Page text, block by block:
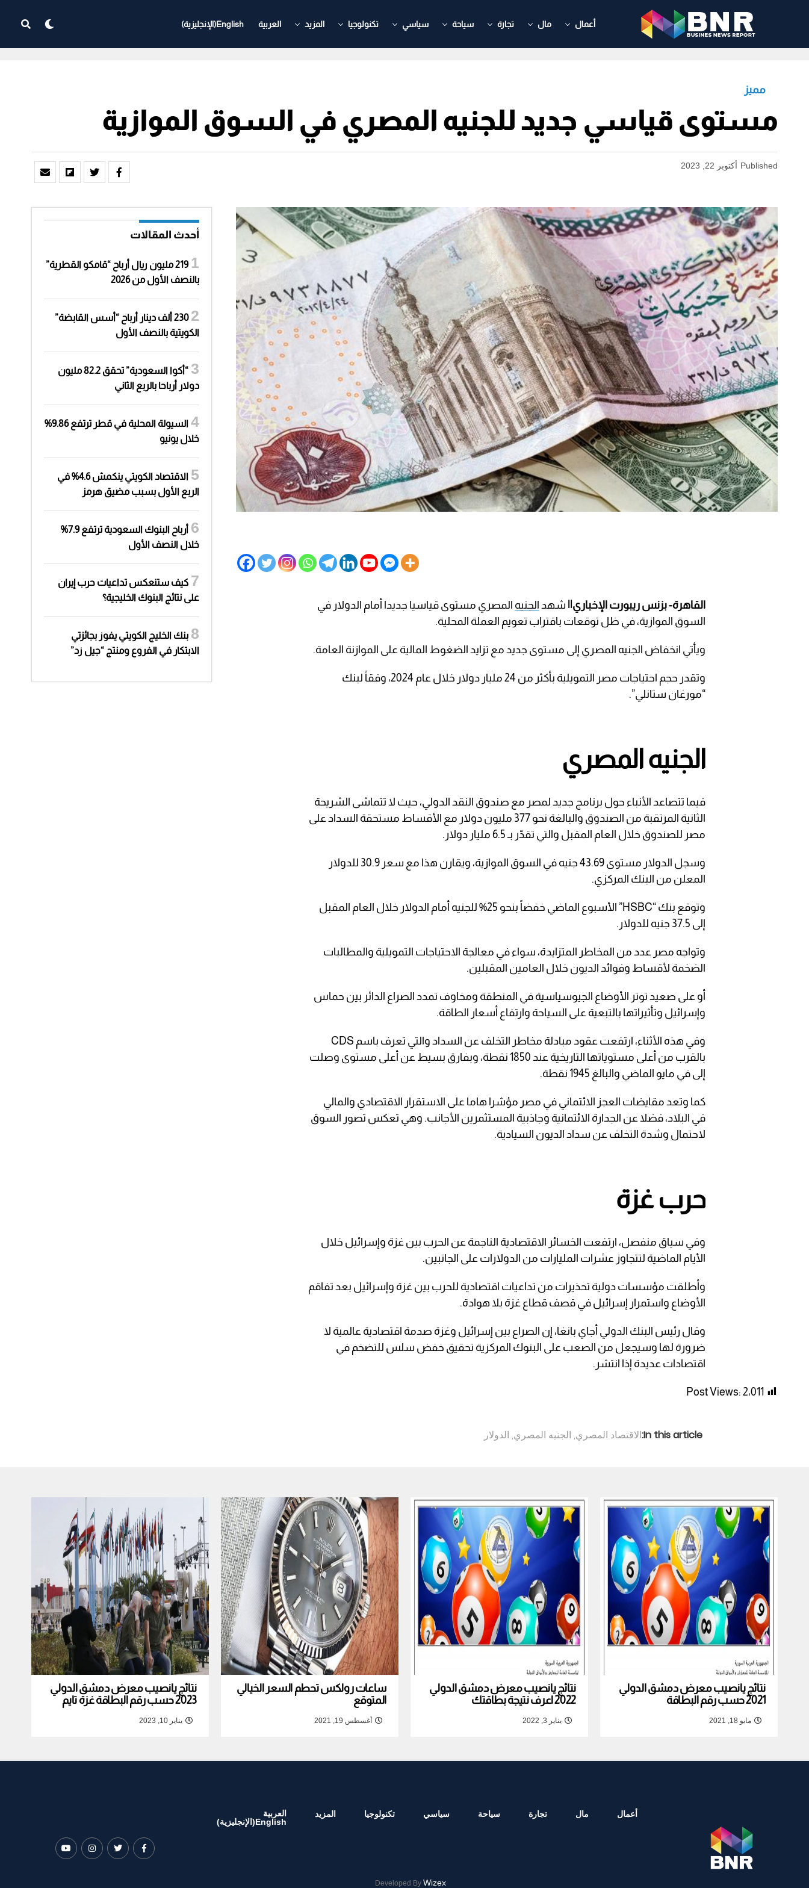
أعمال مال تجارة سياحة سياسي تكنولوجيا المزيد العربية English
(الإنجليزية)
مميز
مستوى قياسي جديد للجنيه المصري في السوق الموازية
Published أكتوبر 22, 2023
القاهرة- بزنس ريبورت الإخباري|| شهد الجنيه المصري مستوى قياسيا جديدا أمام الدولار في
السوق الموازية، في ظل توقعات باقتراب تعويم العملة المحلية.
ويأتي انخفاض الجنيه المصري إلى مستوى جديد مع تزايد الضغوط المالية على الموازنة العامة.
وتقدر حجم احتياجات مصر التمويلية بأكثر من 24 مليار دولار خلال عام 2024، وفقاً لبنك
“مورغان ستانلي”.
الجنيه المصري
فيما تتصاعد الأنباء حول برنامج جديد لمصر مع صندوق النقد الدولي، حيث لا تتماشى الشريحة
الثانية المرتقبة من الصندوق والبالغة نحو 377 مليون دولار مع الأقساط مستحقة السداد على
مصر للصندوق خلال العام المقبل والتي تقدّر بـ 6.5 مليار دولار.
وسجل الدولار مستوى 43.69 جنيه في السوق الموازية، ويقارن هذا مع سعر 30.9 للدولار
المعلن من البنك المركزي.
وتوقع بنك “HSBC” الأسبوع الماضي خفضاً بنحو 25% للجنيه أمام الدولار خلال العام المقبل
إلى 37.5 جنيه للدولار.
وتواجه مصر عدد من المخاطر المتزايدة، سواء في معالجة الاحتياجات التمويلية والمطالبات
الضخمة لأقساط وفوائد الديون خلال العامين المقبلين.
أو على صعيد توتر الأوضاع الجيوسياسية في المنطقة ومخاوف تمدد الصراع الدائر بين حماس
وإسرائيل وتأثيراتها بالتبعية على السياحة وارتفاع أسعار الطاقة.
وفي هذه الأثناء، ارتفعت عقود مبادلة مخاطر التخلف عن السداد والتي تعرف باسم CDS
بالقرب من أعلى مستوياتها التاريخية عند 1850 نقطة، وبفارق بسيط عن أعلى مستوى وصلت
إلى في مايو الماضي والبالغ 1945 نقطة.
كما وتعد مقايضات العجز الائتماني في مصر مؤشرا هاما على الاستقرار الاقتصادي والمالي
في البلاد، فضلا عن الجدارة الائتمانية وجاذبية المستثمرين الأجانب. وهي تعكس تصور السوق
لاحتمال وشدة التخلف عن سداد الديون السيادية.
حرب غزة
وفي سياق منفصل، ارتفعت الخسائر الاقتصادية الناجمة عن الحرب بين غزة وإسرائيل خلال
الأيام الماضية لتتجاوز عشرات المليارات من الدولارات على الجانبين.
وأطلقت مؤسسات دولية تحذيرات من تداعيات اقتصادية للحرب بين غزة وإسرائيل بعد تفاقم
الأوضاع واستمرار إسرائيل في قصف قطاع غزة بلا هوادة.
وقال رئيس البنك الدولي أجاي بانغا، إن الصراع بين إسرائيل وغزة صدمة اقتصادية عالمية لا
ضرورة لها وسيجعل من الصعب على البنوك المركزية تحقيق خفض سلس للتضخم في
اقتصادات عديدة إذا انتشر.
Post Views: 2٬011
In this article:الاقتصاد المصري, الجنيه المصري, الدولار
أحدث المقالات
219 مليون ريال أرباح “قامكو القطرية”
بالنصف الأول من 2026
230 ألف دينار أرباح “أسس القابضة”
الكويتية بالنصف الأول
“أكوا السعودية” تحقق 82.2 مليون
دولار أرباحا بالربع الثاني
السيولة المحلية في قطر ترتفع 9.86%
خلال يونيو
الاقتصاد الكويتي ينكمش 4.6% في
الربع الأول بسبب مضيق هرمز
أرباح البنوك السعودية ترتفع 7.9%
خلال النصف الأول
كيف ستنعكس تداعيات حرب إيران
على نتائج البنوك الخليجية؟
بنك الخليج الكويتي يفوز بجائزتي
الابتكار في الفروع ومنتج “جيل زد”
نتائج يانصيب معرض دمشق الدولي
2021 حسب رقم البطاقة
مايو 18, 2021
نتائج يانصيب معرض دمشق الدولي
2022 اعرف نتيجة بطاقتك
يناير 3, 2022
ساعات رولكس تحطم السعر الخيالي
المتوقع
أغسطس 19, 2021
نتائج يانصيب معرض دمشق الدولي
2023 حسب رقم البطاقة غزة تايم
يناير 10, 2023
أعمال مال تجارة سياحة سياسي تكنولوجيا المزيد
العربية
English
(الإنجليزية)
Developed By Wizex